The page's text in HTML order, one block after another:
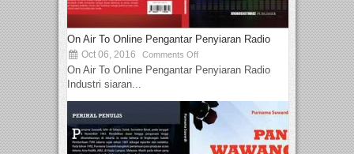
On Air To Online Pengantar Penyiaran Radio
Oct 06, 2016 Comments Off
On Air To Online Pengantar Penyiaran Radio
Industri siaran...